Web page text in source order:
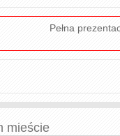
Pełna
mieście